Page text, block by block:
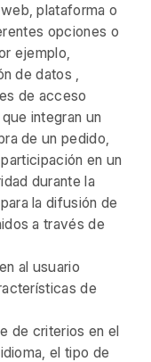
plataforma o
opciones o
ejemplo,
de datos ,
de acceso
integran un
de un pedido,
en un
durante la
la difusión de
a través de
al usuario
de
de criterios en el
el tipo de